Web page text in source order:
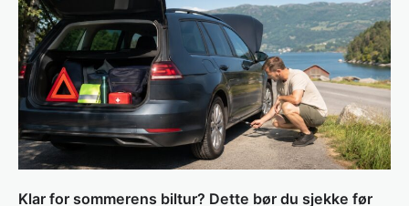
Klar for sommerens biltur? Dette bør du sjekke før